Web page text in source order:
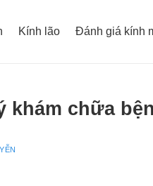
Kính lão Đánh giá kính
khám chữa